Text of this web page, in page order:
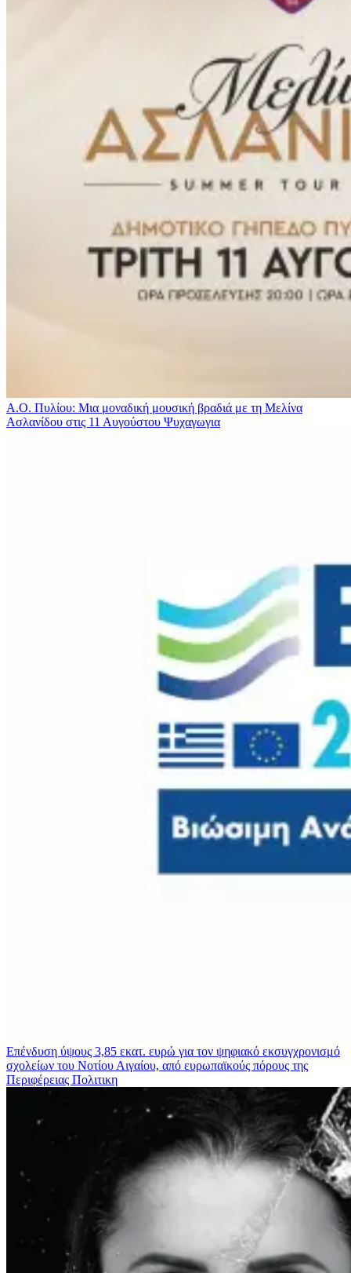
Α.Ο. Πυλίου: Μια μοναδική μουσική βραδιά με τη Μελίνα
Ασλανίδου στις 11 Αυγούστου Ψυχαγωγια
Επένδυση ύψους 3,85 εκατ. ευρώ για τον ψηφιακό εκσυγχρονισμό
σχολείων του Νοτίου Αιγαίου, από ευρωπαϊκούς πόρους της
Περιφέρειας Πολιτικη